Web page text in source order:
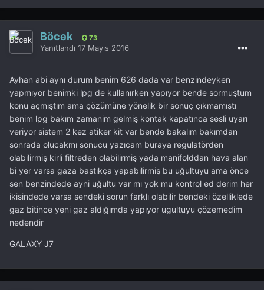
Böcek 73
Yanıtlandı 17 Mayıs 2016
Ayhan abi aynı durum benim 626 dada var benzindeyken
yapmıyor benimki lpg de kullanırken yapıyor bende sormuştum
konu açmıştım ama çözümüne yönelik bir sonuç çıkmamıştı
benim lpg bakım zamanim gelmiş kontak kapatınca sesli uyarı
veriyor sistem 2 kez atiker kit var bende bakalım bakımdan
sonrada olucakmı sonucu yazıcam buraya regulatörden
olabilirmiş kirli filtreden olabilirmiş yada manifolddan hava alan
bi yer varsa gaza bastıkça yapabilirmiş bu uğultuyu ama önce
sen benzindede ayni uğultu var mı yok mu kontrol ed derim her
ikisindede varsa sendeki sorun farklı olabilir bendeki özelliklede
gaz bitince yeni gaz aldığımda yapıyor ugultuyu çözemedim
nedendir
GALAXY J7